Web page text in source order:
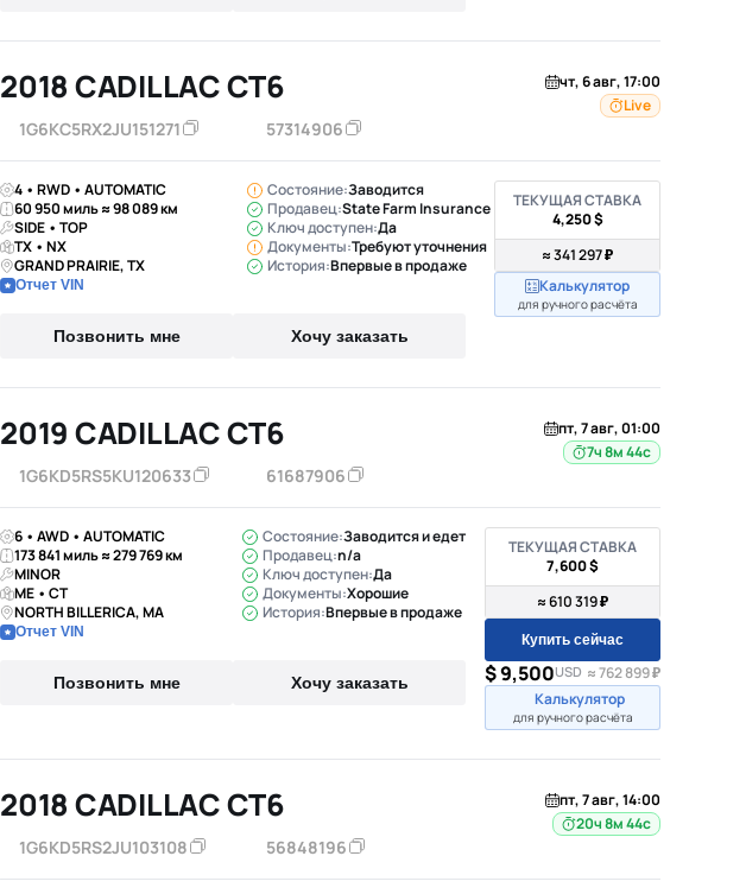
2018 CADILLAC CT6
1G6KC5RX2JU151271 57314906
чт, 6 авг, 17:00
Live
4 • RWD • AUTOMATIC
60 950 миль ≈ 98 089 км
SIDE • TOP
TX • NX
GRAND PRAIRIE, TX
Отчет VIN
Состояние:Заводится
Продавец:State Farm Insurance
Ключ доступен:Да
Документы:Требуют уточнения
История:Впервые в продаже
Позвонить мне Хочу заказать
ТЕКУЩАЯ СТАВКА
4,250 $
≈ 341 297 ₽
Калькулятор
для ручного расчёта
2019 CADILLAC CT6
1G6KD5RS5KU120633 61687906
пт, 7 авг, 01:00
7ч 8м 43с
6 • AWD • AUTOMATIC
173 841 миль ≈ 279 769 км
MINOR
ME • CT
NORTH BILLERICA, MA
Отчет VIN
Состояние:Заводится и едет
Продавец:n/a
Ключ доступен:Да
Документы:Хорошие
История:Впервые в продаже
Позвонить мне Хочу заказать
ТЕКУЩАЯ СТАВКА
7,600 $
≈ 610 319 ₽
Купить сейчас
$ 9,500USD ≈ 762 899 ₽
Калькулятор
для ручного расчёта
2018 CADILLAC CT6
1G6KD5RS2JU103108 56848196
пт, 7 авг, 14:00
20ч 8м 43с